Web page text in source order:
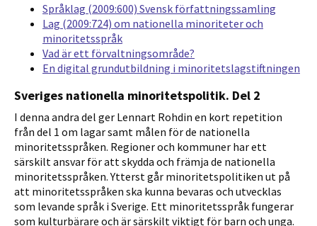
Språklag (2009:600) Svensk författningssamling
Lag (2009:724) om nationella minoriteter och
minoritetsspråk
Vad är ett förvaltningsområde?
En digital grundutbildning i minoritetslagstiftningen
Sveriges nationella minoritetspolitik. Del 2
I denna andra del ger Lennart Rohdin en kort repetition
från del 1 om lagar samt målen för de nationella
minoritetsspråken. Regioner och kommuner har ett
särskilt ansvar för att skydda och främja de nationella
minoritetsspråken. Ytterst går minoritetspolitiken ut på
att minoritetsspråken ska kunna bevaras och utvecklas
som levande språk i Sverige. Ett minoritetsspråk fungerar
som kulturbärare och är särskilt viktigt för barn och unga.